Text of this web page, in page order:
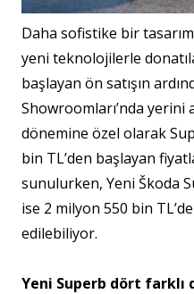
Daha sofistike bir
yeni teknolojilerle
başlayan ön satışın
Showroomları’nda yerini
dönemine özel olarak
bin TL’den başlayan
sunulurken, Yeni Škoda
ise 2 milyon 550 bin
edilebiliyor.
Yeni Superb dört farklı